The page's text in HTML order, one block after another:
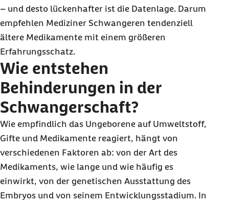
– und desto lückenhafter ist die Datenlage. Darum
empfehlen Mediziner Schwangeren tendenziell
ältere Medikamente mit einem größeren
Erfahrungsschatz.
Wie entstehen
Behinderungen in der
Schwangerschaft?
Wie empfindlich das Ungeborene auf Umweltstoff,
Gifte und Medikamente reagiert, hängt von
verschiedenen Faktoren ab: von der Art des
Medikaments, wie lange und wie häufig es
einwirkt, von der genetischen Ausstattung des
Embryos und von seinem Entwicklungsstadium. In